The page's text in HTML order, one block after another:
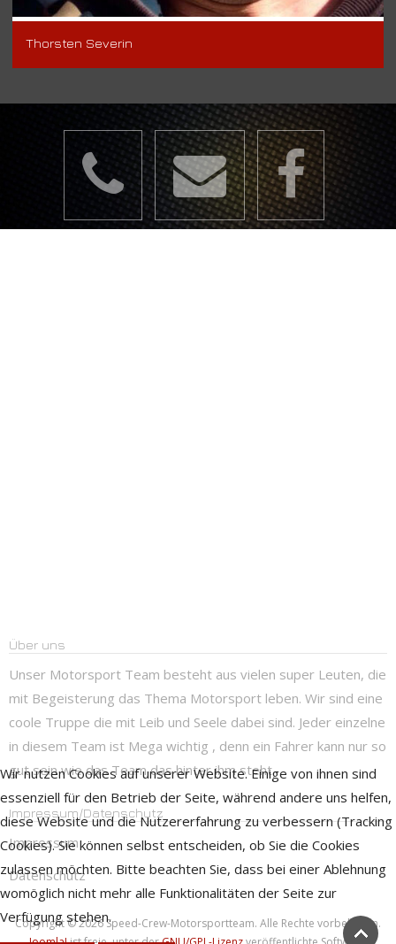
Thorsten Severin
Über uns
Unser Motorsport Team besteht aus vielen super Leuten, die
mit Begeisterung das Thema Motorsport leben. Wir sind eine
coole Truppe die mit Leib und Seele dabei sind. Jeder einzelne
in diesem Team ist Mega wichtig , denn ein Fahrer kann nur so
gut sein wie das Team das hinter ihm steht.
Impressum/Datenschutz
Impressum
Datenschutz
Copyright © 2026 Speed-Crew-Motorsportteam. Alle Rechte vorbehalten.
Wir nutzen Cookies auf unserer Website. Einige von ihnen sind
essenziell für den Betrieb der Seite, während andere uns helfen,
diese Website und die Nutzererfahrung zu verbessern (Tracking
Cookies). Sie können selbst entscheiden, ob Sie die Cookies
zulassen möchten. Bitte beachten Sie, dass bei einer Ablehnung
womöglich nicht mehr alle Funktionalitäten der Seite zur
Verfügung stehen.